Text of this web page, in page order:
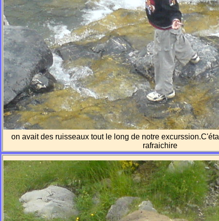
on avait des ruisseaux tout le long de notre
rafraichire